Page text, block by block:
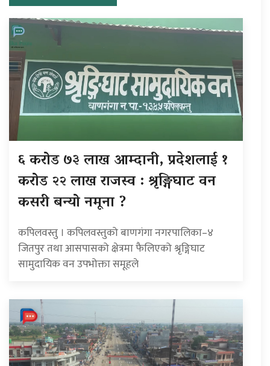
६ करोड ७३ लाख आम्दानी, प्रदेशलाई १
करोड २२ लाख राजस्व : श्रृङ्गिघाट वन
कसरी बन्यो नमूना ?
कपिलवस्तु । कपिलवस्तुको बाणगंगा नगरपालिका–४
जितपुर तथा आसपासको क्षेत्रमा फैलिएको श्रृङ्गिघाट
सामुदायिक वन उपभोक्ता समूहले